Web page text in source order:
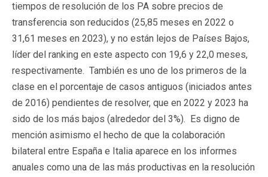
tiempos de resolución de los PA sobre precios de
transferencia son reducidos (25,85 meses en 2022 o
31,61 meses en 2023), y no están lejos de Países Bajos,
líder del ranking en este aspecto con 19,6 y 22,0 meses,
respectivamente. También es uno de los primeros de la
clase en el porcentaje de casos antiguos (iniciados antes
de 2016) pendientes de resolver, que en 2022 y 2023 ha
sido de los más bajos (alrededor del 3%). Es digno de
mención asimismo el hecho de que la colaboración
bilateral entre España e Italia aparece en los informes
anuales como una de las más productivas en la resolución